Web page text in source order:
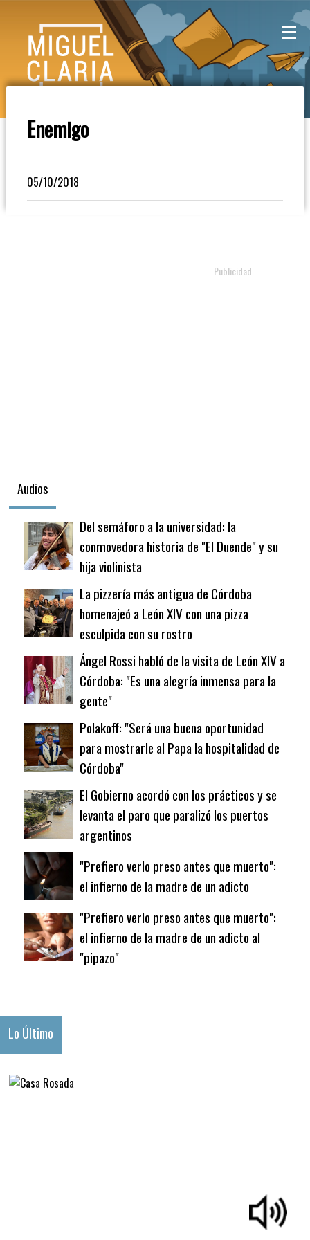
Mesa
Café
Opinión
Enemigo
05/10/2018
Audios
Del semáforo a la universidad: la
conmovedora historia de "El Duende" y su
hija violinista
La pizzería más antigua de Córdoba
homenajeó a León XIV con una pizza
esculpida con su rostro
Ángel Rossi habló de la visita de León XIV a
Córdoba: "Es una alegría inmensa para la
gente"
Polakoff: "Será una buena oportunidad
para mostrarle al Papa la hospitalidad de
Córdoba"
El Gobierno acordó con los prácticos y se
levanta el paro que paralizó los puertos
argentinos
"Prefiero verlo preso antes que muerto":
el infierno de la madre de un adicto
"Prefiero verlo preso antes que muerto":
el infierno de la madre de un adicto al
"pipazo"
Lo Último